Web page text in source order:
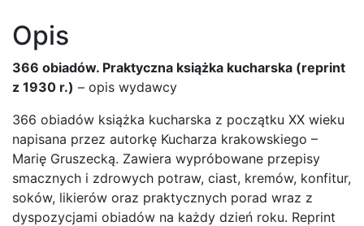
Opis
366 obiadów. Praktyczna książka kucharska (reprint
z 1930 r.) – opis wydawcy
366 obiadów książka kucharska z początku XX wieku
napisana przez autorkę Kucharza krakowskiego –
Marię Gruszecką. Zawiera wypróbowane przepisy
smacznych i zdrowych potraw, ciast, kremów, konfitur,
soków, likierów oraz praktycznych porad wraz z
dyspozycjami obiadów na każdy dzień roku. Reprint